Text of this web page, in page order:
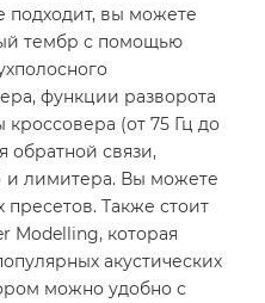
подходит, вы можете
тембр с помощью
функции разворота
(от 75 Гц до
обратной связи,
и лимитера. Вы можете
пресетов. Также стоит
Modelling, которая
акустических
можно удобно с